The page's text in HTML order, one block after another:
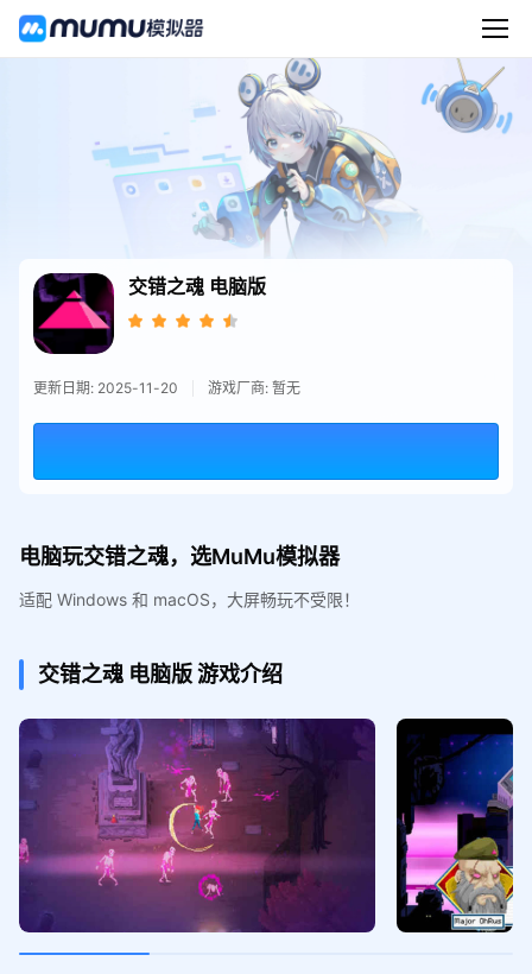
交错之魂 电脑版
更新日期: 2025-11-20 游戏厂商: 暂无
电脑玩交错之魂，选MuMu模拟器
适配 Windows 和 macOS，大屏畅玩不受限！
交错之魂 电脑版游戏介绍